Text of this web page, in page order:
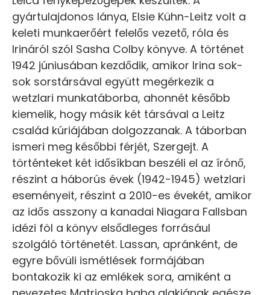
gyártulajdonos lánya, Elsie Kühn-Leitz volt a
keleti munkaerőért felelős vezető, róla és
Irináról szól Sasha Colby könyve. A történet
1942 júniusában kezdődik, amikor Irina sok-
sok sorstársával együtt megérkezik a
wetzlari munkatáborba, ahonnét később
kiemelik, hogy másik két társával a Leitz
család kúriájában dolgozzanak. A táborban
ismeri meg későbbi férjét, Szergejt. A
történteket két idősíkban beszéli el az írónő,
részint a háborús évek (1942-1945) wetzlari
eseményeit, részint a 2010-es évekét, amikor
az idős asszony a kanadai Niagara Fallsban
idézi föl a könyv elsődleges forrásául
szolgáló történetét. Lassan, apránként, de
egyre bővüli ismétlések formájában
bontakozik ki az emlékek sora, amiként a